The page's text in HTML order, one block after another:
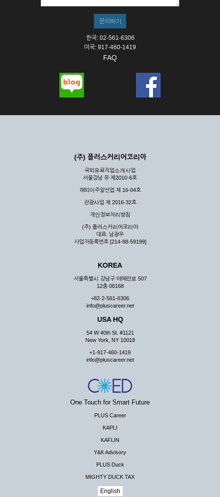
한국: 02-561-6306
미국: 917-460-1419
FAQ
(주) 플러스커리어코리아
국외유료직업소개사업
서울강남 유 제2010-6호
해외이주알선업 제 16-04호
관광사업 제 2016-32호
개인정보처리방침
(주) 플러스커리어코리아
대표: 남광우
사업자등록번호 [214-88-59199]
KOREA
서울특별시 강남구 테헤란로 507
12층 06168
+82-2-561-6306
info@pluscareer.net
USA HQ
54 W 40th St. #1121
New York, NY 10018
+1-917-460-1419
info@pluscareer.net
One Touch for Smart Future
PLUS Career
KAPLI
KAFLIN
Y&K Advisory
PLUS Duck
MIGHTY DUCK TAX
English